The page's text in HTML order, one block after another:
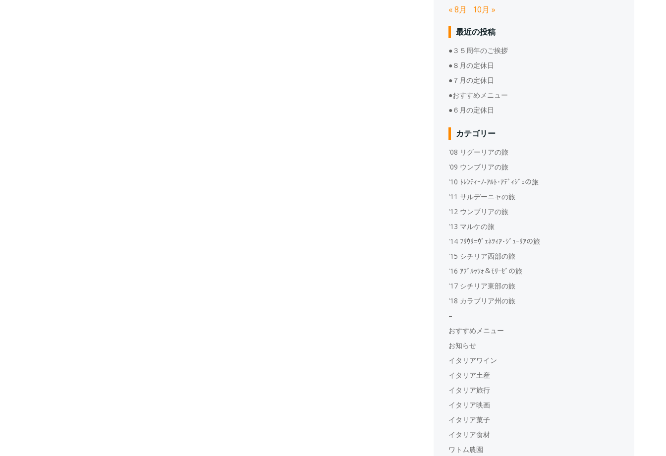
« 8月 10月 »
最近の投稿
●３５周年のご挨拶
●８月の定休日
●７月の定休日
●おすすめメニュー
●６月の定休日
カテゴリー
'08 リグーリアの旅
'09 ウンブリアの旅
'10 ﾄﾚﾝﾃｨｰﾉ‐ｱﾙﾄ･ｱﾃﾞｨｼﾞｪの旅
'11 サルデーニャの旅
'12 ウンブリアの旅
'13 マルケの旅
'14 ﾌﾘｳﾘ=ｳﾞｪﾈﾂｨｱ･ｼﾞｭｰﾘｱの旅
'15 シチリア西部の旅
'16 ｱﾌﾞﾙｯﾂｫ＆ﾓﾘｰｾﾞの旅
'17 シチリア東部の旅
'18 カラブリア州の旅
–
おすすめメニュー
お知らせ
イタリアワイン
イタリア土産
イタリア旅行
イタリア映画
イタリア菓子
イタリア食材
ワトム農園